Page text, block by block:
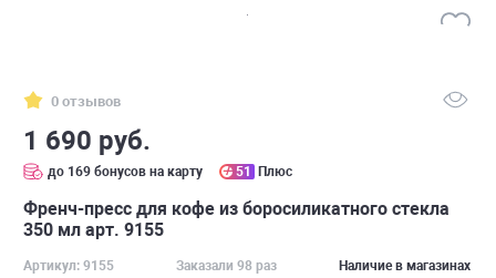
0 отзывов
1 690 руб.
до 169 бонусов на карту 51 Плюс
Френч-пресс для кофе из боросиликатного стекла
350 мл арт. 9155
Артикул: 9155 Заказали 98 раз Наличие в магазинах